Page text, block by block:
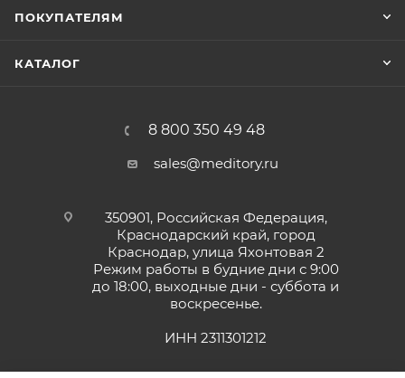
ПОКУПАТЕЛЯМ
КАТАЛОГ
8 800 350 49 48
sales@meditory.ru
350901, Российская Федерация,
Краснодарский край, город
Краснодар, улица Яхонтовая 2
Режим работы в будние дни с 9:00
до 18:00, выходные дни - суббота и
воскресенье.
ИНН 2311301212